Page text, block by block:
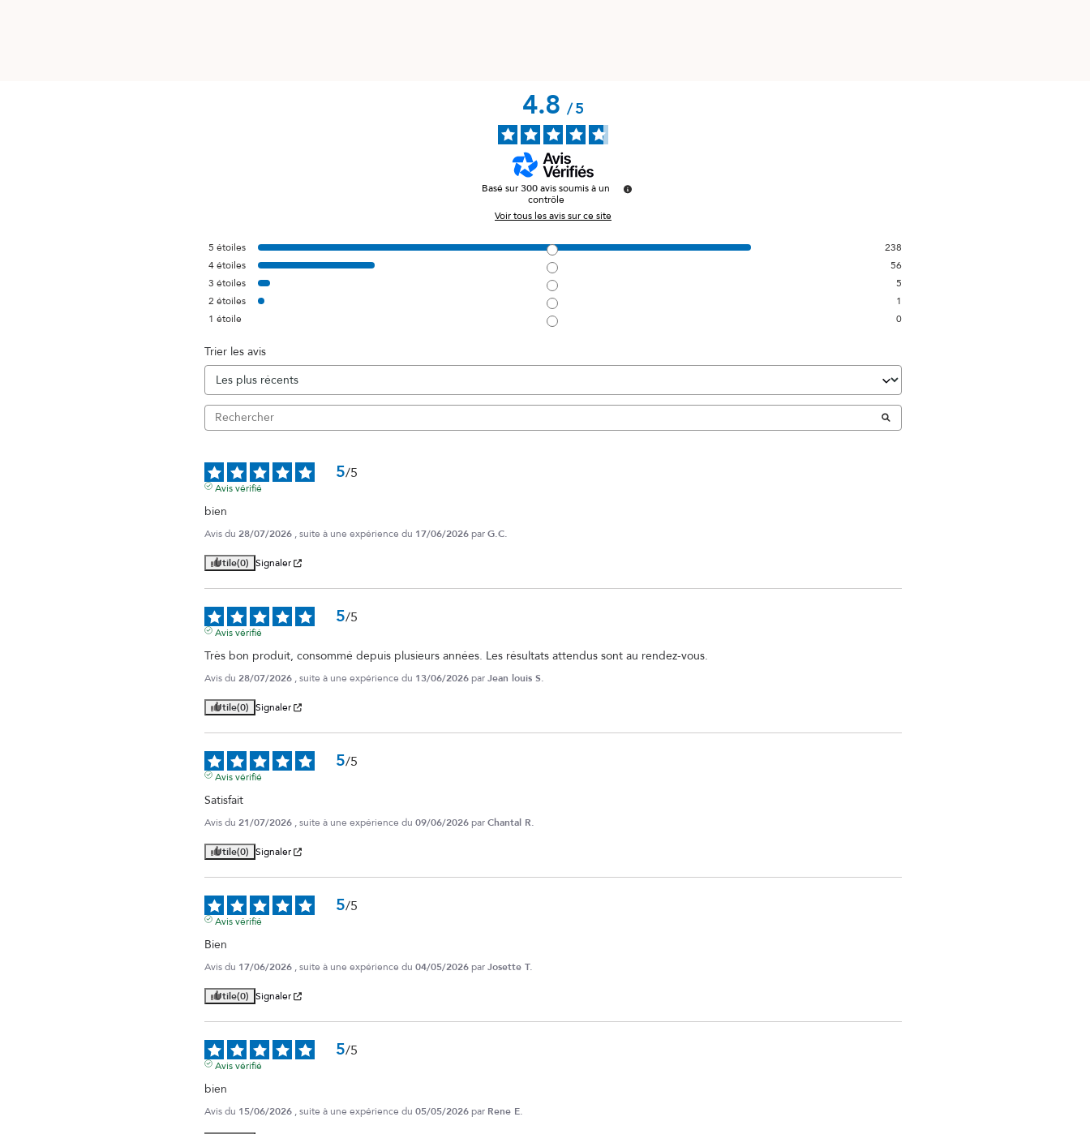
4.8/5
Basé sur300avis soumis à un
contrôle
Voir tous les avis sur ce site
5 étoiles
238
4étoiles
56
3 étoiles
5
2 étoiles
1
1 étoile 0
Trier les avis
5/5
Avis vérifié
bien
Avis du 28/07/2026 , suite à une expérience du 17/06/2026 parG.C.
Utile(0) Signaler
5/5
Avis vérifié
Très bon produit, consommé depuis plusieurs années. Les résultats attendus sont au rendez-vous.
Avis du 28/07/2026 , suite à une expérience du 13/06/2026 parJean louis S.
Utile(0) Signaler
5/5
Avis vérifié
Satisfait
Avis du 21/07/2026 , suite à une expérience du 09/06/2026 parChantal R.
Utile(0) Signaler
5/5
Avis vérifié
Bien
Avis du 17/06/2026 , suite à une expérience du 04/05/2026 parJosette T.
Utile(0) Signaler
5/5
Avis vérifié
bien
Avis du 15/06/2026 , suite à une expérience du 05/05/2026 par Rene E.